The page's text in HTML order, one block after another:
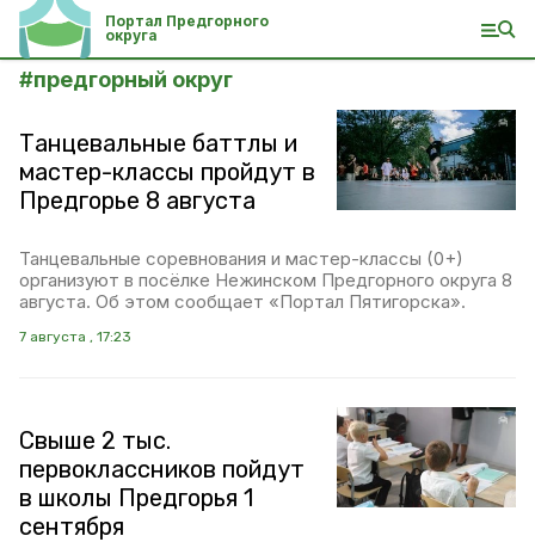
Портал Предгорного
округа
#предгорный округ
Танцевальные баттлы и
мастер-классы пройдут в
Предгорье 8 августа
Танцевальные соревнования и мастер-классы (0+)
организуют в посёлке Нежинском Предгорного округа 8
августа. Об этом сообщает «Портал Пятигорска».
7 августа , 17:23
Свыше 2 тыс.
первоклассников пойдут
в школы Предгорья 1
сентября